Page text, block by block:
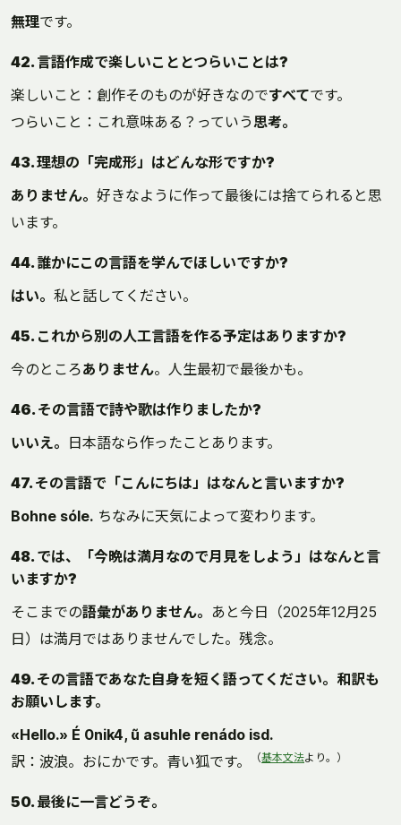
無理です。
42. 言語作成で楽しいこととつらいことは?
楽しいこと：創作そのものが好きなのですべてです。
つらいこと：これ意味ある？っていう思考。
43. 理想の「完成形」はどんな形ですか?
ありません。 好きなように作って最後には捨てられると思
います。
44. 誰かにこの言語を学んでほしいですか?
はい。 私と話してください。
45. これから別の人工言語を作る予定はありますか?
今のところありません。人生最初で最後かも。
46. その言語で詩や歌は作りましたか?
いいえ。 日本語なら作ったことあります。
47. その言語で「こんにちは」はなんと言いますか?
Bohne sóle. ちなみに天気によって変わります。
48. では、「今晩は満月なので月見をしよう」はなんと言
いますか?
そこまでの語彙がありません。 あと今日（2025年12月25
日）は満月ではありませんでした。残念。
49. その言語であなた自身を短く語ってください。和訳も
お願いします。
«Hello.» É 0nik4, ũ asuhle renádo isd.
訳：波浪。おにかです。青い狐です。
（基本文法より。）
50. 最後に一言どうぞ。